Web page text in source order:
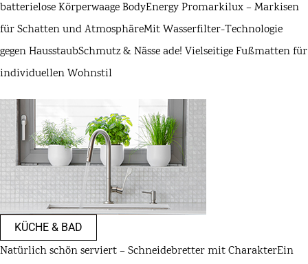
batterielose Körperwaage BodyEnergy Promarkilux – Markisen
für Schatten und AtmosphäreMit Wasserfilter-Technologie
gegen HausstaubSchmutz & Nässe ade! Vielseitige Fußmatten für
individuellen Wohnstil
KÜCHE & BAD
Natürlich schön serviert – Schneidebretter mit CharakterEin